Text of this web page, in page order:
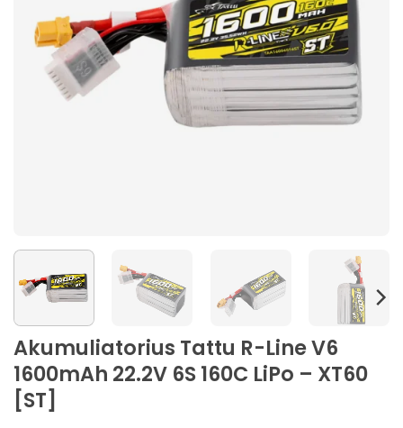
Akumuliatorius Tattu R-Line V6
1600mAh 22.2V 6S 160C LiPo – XT60
[ST]